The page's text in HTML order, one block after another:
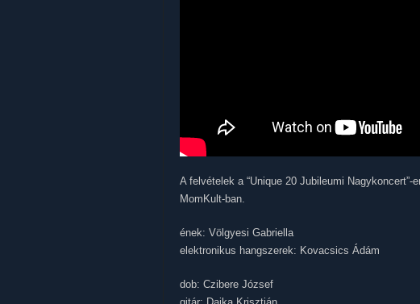
A felvételek a “Unique 20 Jubileumi
MomKult-ban.
ének: Völgyesi Gabriella
elektronikus hangszerek: Kovacsics Ádám
dob: Czibere József